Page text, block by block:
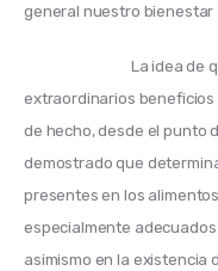
general nuestro bienestar
La idea de
extraordinarios beneficios
de hecho, desde el punto
demostrado que
presentes en los
especialmente
asimismo en la existencia